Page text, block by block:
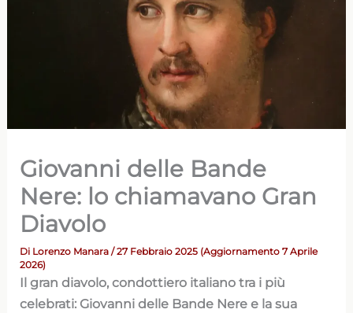
Giovanni delle Bande
Nere: lo chiamavano Gran
Diavolo
Di Lorenzo Manara/ 27 Febbraio 2025 (Aggiornamento 7 Aprile
2026)
Il gran diavolo, condottiero italiano tra i più
celebrati: Giovanni delle Bande Nere e la sua